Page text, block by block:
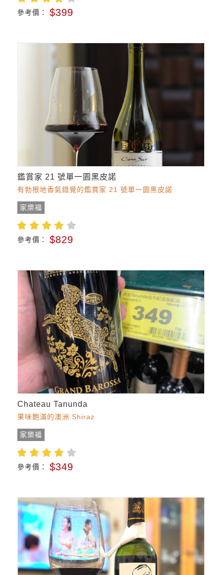
參考價： $399
鑑賞家 21 號單一園黑皮諾
有勃根地香氣錯覺的鑑賞家 21 號單一園黑皮諾
家樂福
參考價： $829
Chateau Tanunda
果味飽滿的澳洲 Shiraz
家樂福
參考價： $349